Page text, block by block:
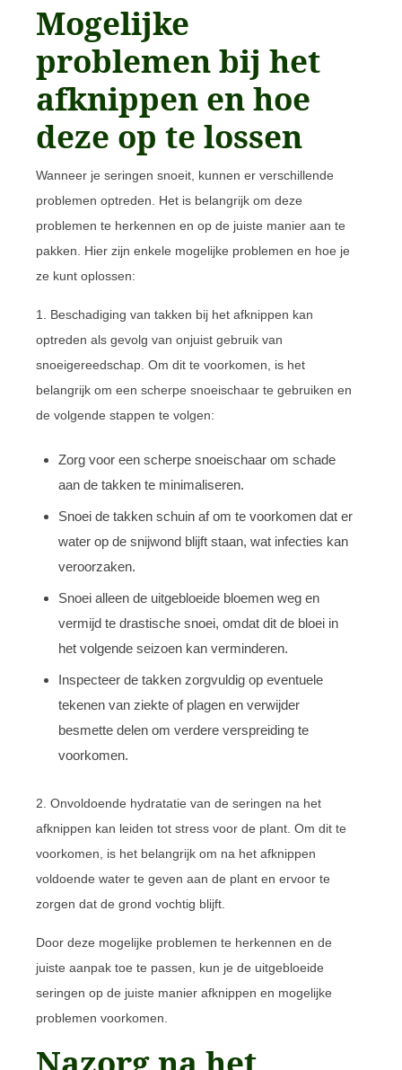
Mogelijke
problemen bij het
afknippen en hoe
deze op te lossen
Wanneer je seringen snoeit, kunnen er verschillende
problemen optreden. Het is belangrijk om deze
problemen te herkennen en op de juiste manier aan te
pakken. Hier zijn enkele mogelijke problemen en hoe je
ze kunt oplossen:
1. Beschadiging van takken bij het afknippen kan
optreden als gevolg van onjuist gebruik van
snoeigereedschap. Om dit te voorkomen, is het
belangrijk om een scherpe snoeischaar te gebruiken en
de volgende stappen te volgen:
Zorg voor een scherpe snoeischaar om schade
aan de takken te minimaliseren.
Snoei de takken schuin af om te voorkomen dat er
water op de snijwond blijft staan, wat infecties kan
veroorzaken.
Snoei alleen de uitgebloeide bloemen weg en
vermijd te drastische snoei, omdat dit de bloei in
het volgende seizoen kan verminderen.
Inspecteer de takken zorgvuldig op eventuele
tekenen van ziekte of plagen en verwijder
besmette delen om verdere verspreiding te
voorkomen.
2. Onvoldoende hydratatie van de seringen na het
afknippen kan leiden tot stress voor de plant. Om dit te
voorkomen, is het belangrijk om na het afknippen
voldoende water te geven aan de plant en ervoor te
zorgen dat de grond vochtig blijft.
Door deze mogelijke problemen te herkennen en de
juiste aanpak toe te passen, kun je de uitgebloeide
seringen op de juiste manier afknippen en mogelijke
problemen voorkomen.